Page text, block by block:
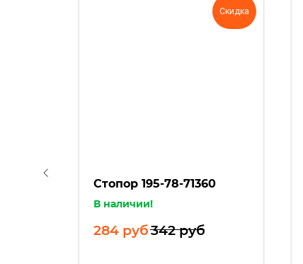
Скидка
Стопор 195-78-71360
В наличии!
284 руб342 руб